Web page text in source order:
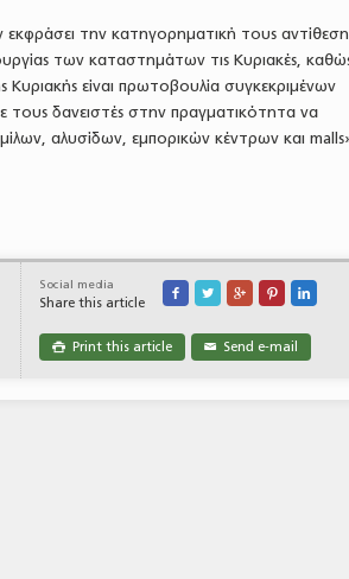
εκφράσει την κατηγορηματική τους
των καταστημάτων τις Κυριακές,
είναι πρωτοβουλία συγκεκριμένων
δανειστές στην πραγματικότητα να
αλυσίδων, εμπορικών κέντρων και
Social media
Share this article
    
 Print this article ✉ Send e-mail